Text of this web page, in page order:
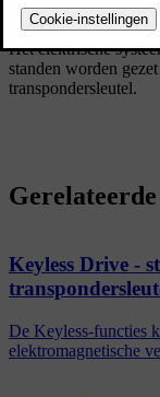
Het elektrische
standen worden
transpondersleutel.
Keyless Drive -
De Keyless-functies
elektromagnetische